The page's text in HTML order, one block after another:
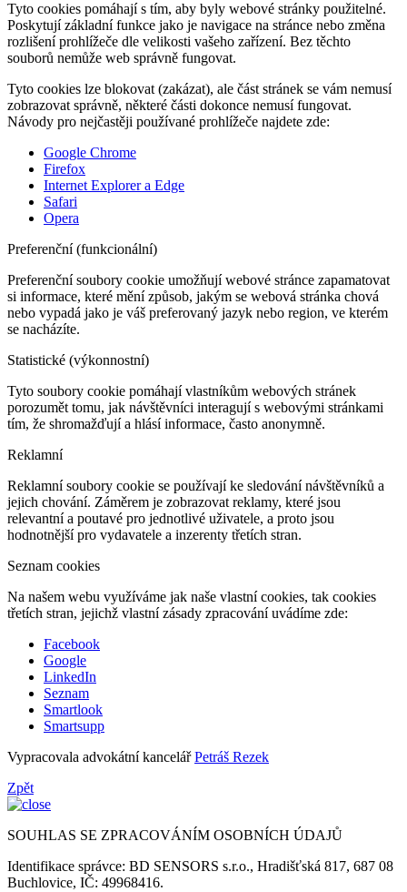
Tyto cookies pomáhají s tím, aby byly webové stránky použitelné.
Poskytují základní funkce jako je navigace na stránce nebo změna
rozlišení prohlížeče dle velikosti vašeho zařízení. Bez těchto
souborů nemůže web správně fungovat.
Tyto cookies lze blokovat (zakázat), ale část stránek se vám nemusí
zobrazovat správně, některé části dokonce nemusí fungovat.
Návody pro nejčastěji používané prohlížeče najdete zde:
Google Chrome
Firefox
Internet Explorer a Edge
Safari
Opera
Preferenční (funkcionální)
Preferenční soubory cookie umožňují webové stránce zapamatovat
si informace, které mění způsob, jakým se webová stránka chová
nebo vypadá jako je váš preferovaný jazyk nebo region, ve kterém
se nacházíte.
Statistické (výkonnostní)
Tyto soubory cookie pomáhají vlastníkům webových stránek
porozumět tomu, jak návštěvníci interagují s webovými stránkami
tím, že shromažďují a hlásí informace, často anonymně.
Reklamní
Reklamní soubory cookie se používají ke sledování návštěvníků a
jejich chování. Záměrem je zobrazovat reklamy, které jsou
relevantní a poutavé pro jednotlivé uživatele, a proto jsou
hodnotnější pro vydavatele a inzerenty třetích stran.
Seznam cookies
Na našem webu využíváme jak naše vlastní cookies, tak cookies
třetích stran, jejichž vlastní zásady zpracování uvádíme zde:
Facebook
Google
LinkedIn
Seznam
Smartlook
Smartsupp
Vypracovala advokátní kancelářPetráš Rezek
Zpět
SOUHLAS SE ZPRACOVÁNÍM OSOBNÍCH ÚDAJŮ
Identifikace správce: BD SENSORS s.r.o., Hradišťská 817, 687 08
Buchlovice, IČ: 49968416.